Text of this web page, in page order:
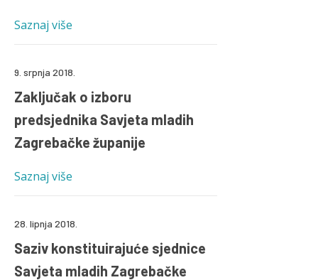
Saznaj više
9. srpnja 2018.
Zaključak o izboru
predsjednika Savjeta mladih
Zagrebačke županije
Saznaj više
28. lipnja 2018.
Saziv konstituirajuće sjednice
Savjeta mladih Zagrebačke